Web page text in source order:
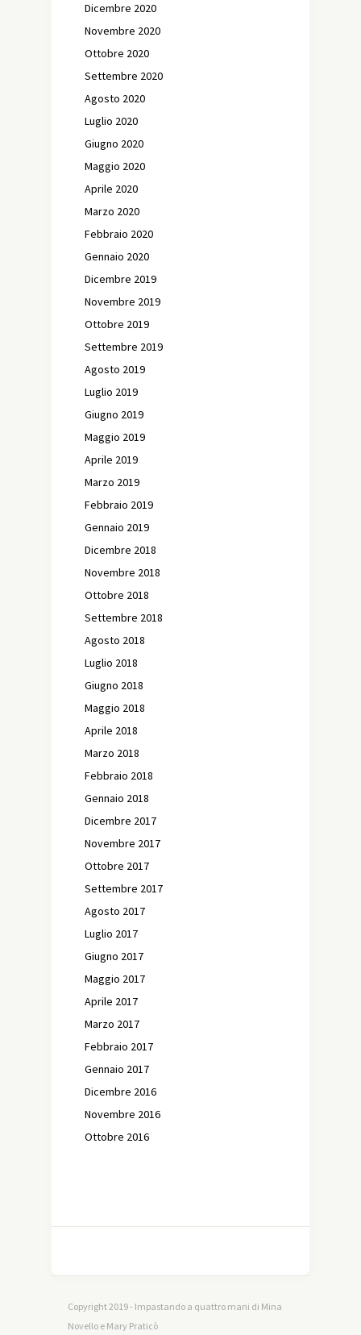
Dicembre 2020
Novembre 2020
Ottobre 2020
Settembre 2020
Agosto 2020
Luglio 2020
Giugno 2020
Maggio 2020
Aprile 2020
Marzo 2020
Febbraio 2020
Gennaio 2020
Dicembre 2019
Novembre 2019
Ottobre 2019
Settembre 2019
Agosto 2019
Luglio 2019
Giugno 2019
Maggio 2019
Aprile 2019
Marzo 2019
Febbraio 2019
Gennaio 2019
Dicembre 2018
Novembre 2018
Ottobre 2018
Settembre 2018
Agosto 2018
Luglio 2018
Giugno 2018
Maggio 2018
Aprile 2018
Marzo 2018
Febbraio 2018
Gennaio 2018
Dicembre 2017
Novembre 2017
Ottobre 2017
Settembre 2017
Agosto 2017
Luglio 2017
Giugno 2017
Maggio 2017
Aprile 2017
Marzo 2017
Febbraio 2017
Gennaio 2017
Dicembre 2016
Novembre 2016
Ottobre 2016
Copyright 2019 - Impastando a quattro mani di Mina
Novello e Mary Praticò